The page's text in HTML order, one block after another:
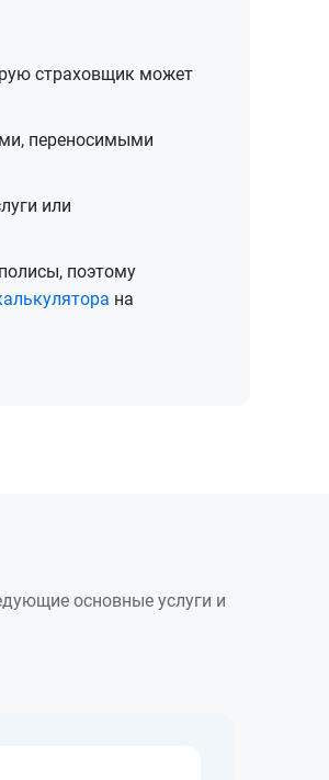
страховщик может
переносимыми
или
поэтому
на
основные услуги и